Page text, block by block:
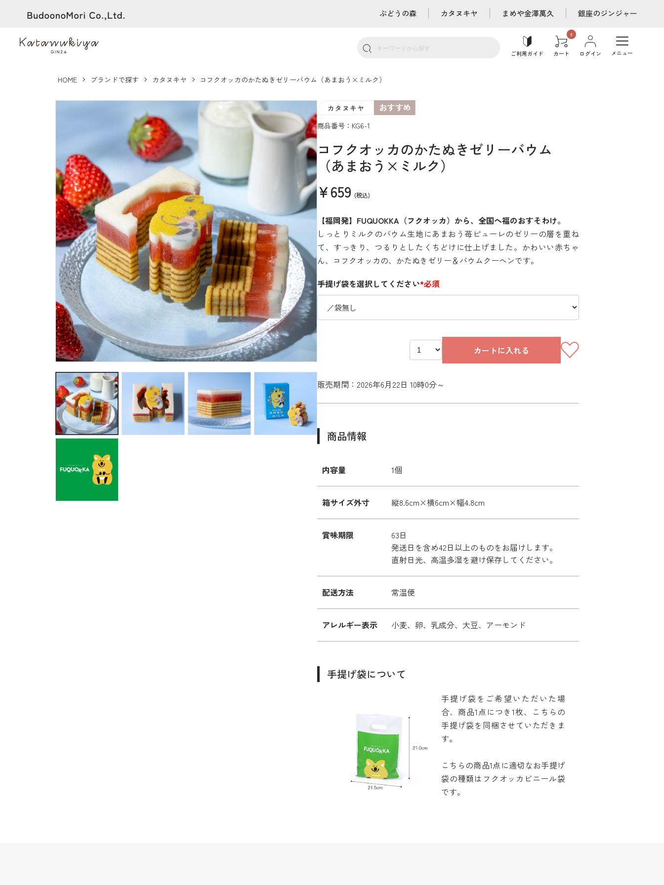
ぶどうの森 カタヌキヤ まめや金澤萬久 銀座のジンジャー
ご利用ガイド カート ログイン メニュー
HOME ブランドで探す カタヌキヤ コフクオッカのかたぬきゼリーバウム（あまおう×ミルク）
商品番号：KG6-1
コフクオッカのかたぬきゼリーバウム
（あまおう×ミルク）
¥659 (税込)
【福岡発】FUQUOKKA（フクオッカ）から、全国へ福のおすそわけ。
しっとりミルクのバウム生地にあまおう苺ピューレのゼリーの層を重ね
て、すっきり、つるりとしたくちどけに仕上げました。かわいい赤ちゃ
ん、コフクオッカの、かたぬきゼリー＆バウムクーヘンです。
手提げ袋を選択してください*必須
カートに入れる
販売期間：2026年6月22日 10時0分～
商品情報
内容量 1個
箱サイズ外寸 縦8.6cm×横6cm×幅4.8cm
賞味期限
63日
発送日を含め42日以上のものをお届けします。
直射日光、高温多湿を避け保存してください。
配送方法 常温便
アレルギー表示 小麦、卵、乳成分、大豆、アーモンド
手提げ袋について
手提げ袋をご希望いただいた場
合、商品1点につき1枚、こちらの
手提げ袋を同梱させていただきま
す。
こちらの商品1点に適切なお手提げ
袋の種類はフクオッカビニール袋
です。